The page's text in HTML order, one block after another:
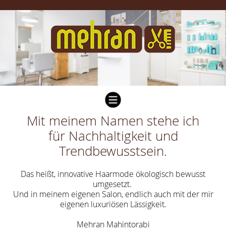
Menü
Home
Philosophie
Produkte
Aktuelles
Der Laden
Bilder
Preise
Mit meinem Namen stehe ich
für Nachhaltigkeit und
Trendbewusstsein.
Das heißt, innovative Haarmode ökologisch bewusst
umgesetzt.
Und in meinem eigenen Salon, endlich auch mit der mir
eigenen luxuriösen Lässigkeit.
Mehran Mahintorabi